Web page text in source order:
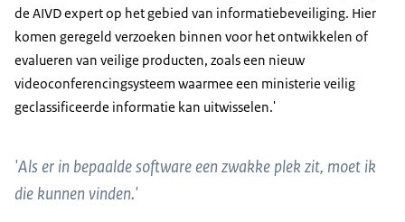
de AIVD expert op het gebied van informatiebeveiliging. Hier
komen geregeld verzoeken binnen voor het ontwikkelen of
evalueren van veilige producten, zoals een nieuw
videoconferencingsysteem waarmee een ministerie veilig
geclassificeerde informatie kan uitwisselen.'
'Als er in bepaalde software een zwakke plek zit, moet ik
die kunnen vinden.'